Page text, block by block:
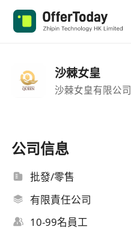
沙棘女皇
沙棘女皇有限公司
公司信息
批發/零售
有限責任公司
10-99名員工